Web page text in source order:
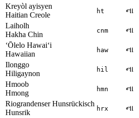
Kreyòl ayisyen
Haitian Creole
ht ના
Laiholh
Hakha Chin
cnm ના
ʻŌlelo Hawaiʻi
Hawaiian
haw ના
Ilonggo
Hiligaynon
hil ના
Hmoob
Hmong
hmn ના
Riograndenser Hunsrückisch
Hunsrik
hrx ના